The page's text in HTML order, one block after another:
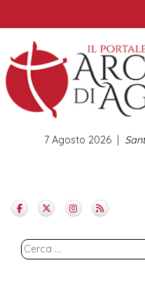
to
content
7 Agosto 2026
Ricerca